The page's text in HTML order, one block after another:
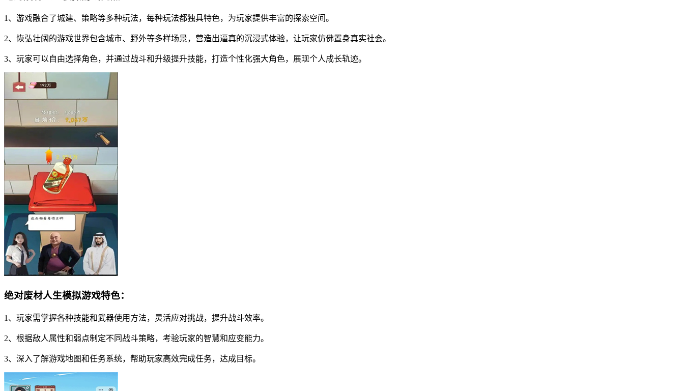
1、游戏融合了城建、策略等多种玩法，每种玩法都独具特色，为玩家提供丰富的探索空间。
2、恢弘壮阔的游戏世界包含城市、野外等多样场景，营造出逼真的沉浸式体验，让玩家仿佛置身真实社会。
3、玩家可以自由选择角色，并通过战斗和升级提升技能，打造个性化强大角色，展现个人成长轨迹。
绝对废材人生模拟游戏特色：
1、玩家需掌握各种技能和武器使用方法，灵活应对挑战，提升战斗效率。
2、根据敌人属性和弱点制定不同战斗策略，考验玩家的智慧和应变能力。
3、深入了解游戏地图和任务系统，帮助玩家高效完成任务，达成目标。